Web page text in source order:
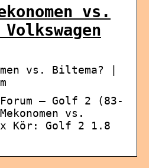
vs.
vs. Biltema? |
– Golf 2 (83-
vs.
Kör: Golf 2 1.8